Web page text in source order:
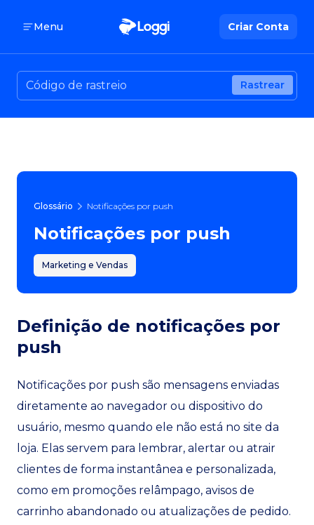
Menu Criar Conta
Rastrear
Glossário Notificações por push
Notificações por push
Marketing e Vendas
Definição de notificações por
push
Notificações por push são mensagens enviadas
diretamente ao navegador ou dispositivo do
usuário, mesmo quando ele não está no site da
loja. Elas servem para lembrar, alertar ou atrair
clientes de forma instantânea e personalizada,
como em promoções relâmpago, avisos de
carrinho abandonado ou atualizações de pedido.